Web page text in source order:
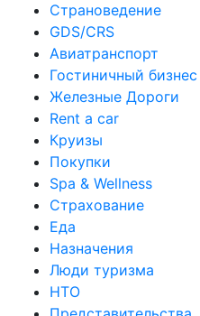
Страноведение
GDS/CRS
Авиатранспорт
Гостиничный бизнес
Железные Дороги
Rent a car
Круизы
Покупки
Spa & Wellness
Страхование
Еда
Назначения
Люди туризма
НТО